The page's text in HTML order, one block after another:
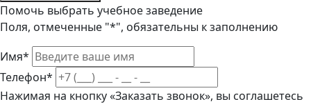
Помочь выбрать учебное заведение
Поля, отмеченные "*", обязательны к заполнению
Имя*
Телефон*
Нажимая на кнопку «Заказать звонок», вы соглашетесь